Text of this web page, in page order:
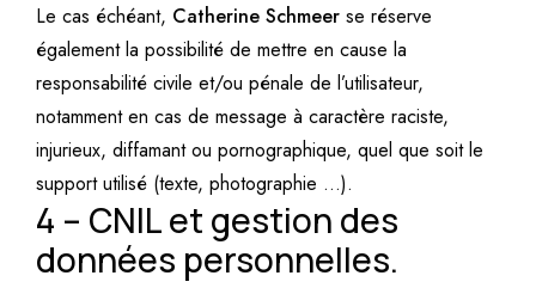
Le cas échéant, Catherine Schmeer se réserve
également la possibilité de mettre en cause la
responsabilité civile et/ou pénale de l’utilisateur,
notamment en cas de message à caractère raciste,
injurieux, diffamant ou pornographique, quel que soit le
support utilisé (texte, photographie …).
4 – CNIL et gestion des
données personnelles.